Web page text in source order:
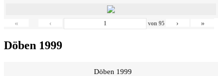
« ‹ von 95 › »
Döben 1999
Döben 1999